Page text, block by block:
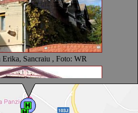
Erika, Sancraiu , Foto: WR